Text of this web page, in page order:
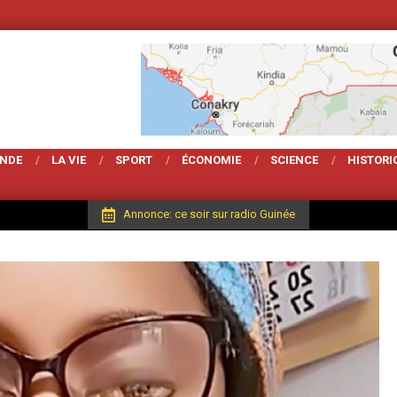
Votre Magarzine
LA VIE SPORT ÉCONOMIE SCIENCE
Annonce: ce soir sur radio Guinée